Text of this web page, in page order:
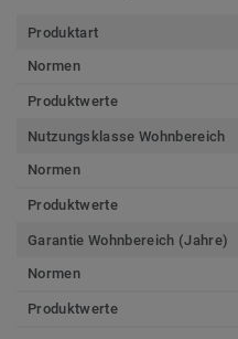
Produktart
Normen
Produktwerte
Nutzungsklasse Wohnbereich
Normen
Produktwerte
Garantie Wohnbereich (Jahre)
Normen
Produktwerte